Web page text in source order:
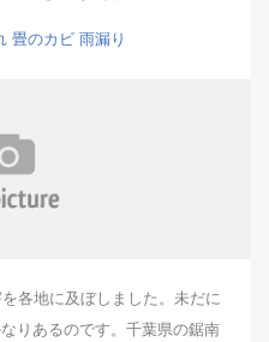
畳のカビ 雨漏り
各地に及ぼしました。未だに
りあるのです。千葉県の鋸南